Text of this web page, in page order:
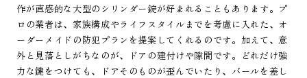
作が直感的な大型のシリンダー錠が好まれることもあります。プ
ロの業者は、家族構成やライフスタイルまでを考慮に入れた、オ
ーダーメイドの防犯プランを提案してくれるのです。加えて、意
外と見落としがちなのが、ドアの建付けや隙間です。どれだけ強
力な鍵をつけても、ドアそのものが歪んでいたり、バールを差し